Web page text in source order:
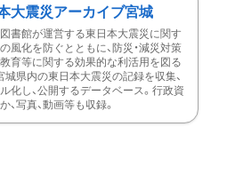
大震災アーカイブ宮城
書館が運営する東日本大震災に関す
風化を防ぐとともに、防災・減災対策
育等に関する効果的な利活用を図る
城県内の東日本大震災の記録を収集、
化し、公開するデータベース。行政資
、写真、動画等も収録。